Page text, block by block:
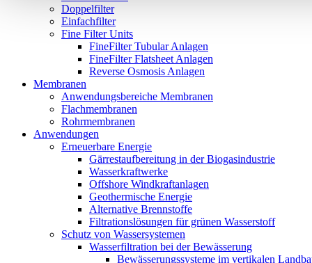
Doppelfilter
Einfachfilter
Fine Filter Units
FineFilter Tubular Anlagen
FineFilter Flatsheet Anlagen
Reverse Osmosis Anlagen
Membranen
Anwendungsbereiche Membranen
Flachmembranen
Rohrmembranen
Anwendungen
Erneuerbare Energie
Gärrestaufbereitung in der Biogasindustrie
Wasserkraftwerke
Offshore Windkraftanlagen
Geothermische Energie
Alternative Brennstoffe
Filtrationslösungen für grünen Wasserstoff
Schutz von Wassersystemen
Wasserfiltration bei der Bewässerung
Bewässerungssysteme im vertikalen